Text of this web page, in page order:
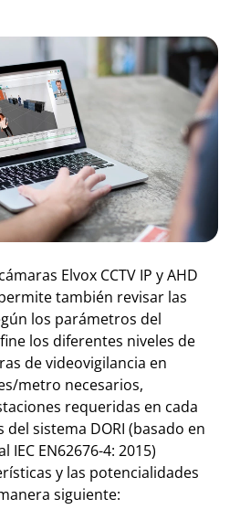
Elvox CCTV IP y AHD
también revisar las
los parámetros del
los diferentes niveles de
de videovigilancia en
metro necesarios,
requeridas en cada
del sistema DORI (basado en
EN62676-4: 2015)
y las potencialidades
siguiente: